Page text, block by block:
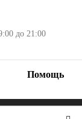
до 21:00
Помощь